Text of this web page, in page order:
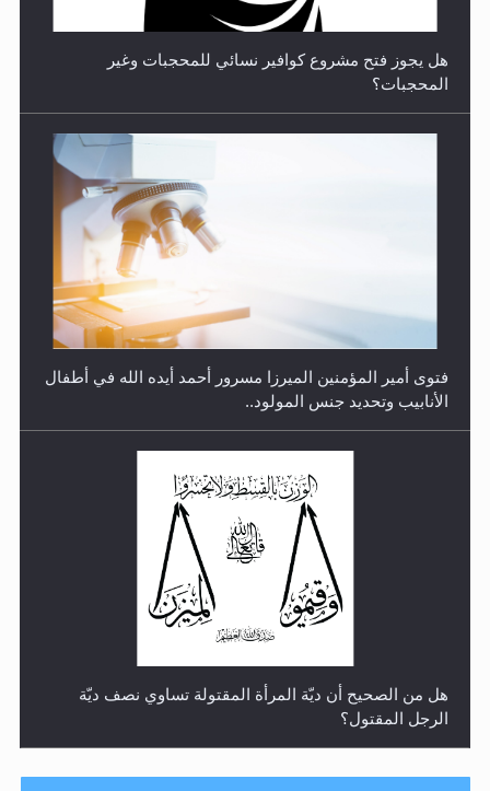
هل يجوز فتح مشروع كوافير نسائي للمحجبات وغير
المحجبات؟
فتوى أمير المؤمنين الميرزا مسرور أحمد أيده الله في أطفال
الأنابيب وتحديد جنس المولود..
هل من الصحيح أن ديّة المرأة المقتولة تساوي نصف ديّة
الرجل المقتول؟